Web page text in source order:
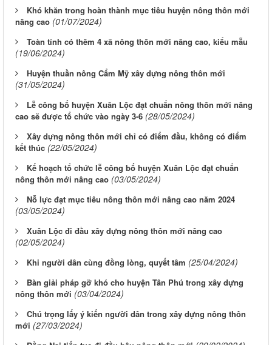
Khó khăn trong hoàn thành mục tiêu huyện nông thôn mới
nâng cao (01/07/2024)
Toàn tỉnh có thêm 4 xã nông thôn mới nâng cao, kiểu mẫu
(19/06/2024)
Huyện thuần nông Cẩm Mỹ xây dựng nông thôn mới
(31/05/2024)
Lễ công bố huyện Xuân Lộc đạt chuẩn nông thôn mới nâng
cao sẽ được tổ chức vào ngày 3-6 (28/05/2024)
Xây dựng nông thôn mới chỉ có điểm đầu, không có điểm
kết thúc (22/05/2024)
Kế hoạch tổ chức lễ công bố huyện Xuân Lộc đạt chuẩn
nông thôn mới nâng cao (03/05/2024)
Nỗ lực đạt mục tiêu nông thôn mới nâng cao năm 2024
(03/05/2024)
Xuân Lộc đi đầu xây dựng nông thôn mới nâng cao
(02/05/2024)
Khi người dân cùng đồng lòng, quyết tâm (25/04/2024)
Bàn giải pháp gỡ khó cho huyện Tân Phú trong xây dựng
nông thôn mới (03/04/2024)
Chú trọng lấy ý kiến người dân trong xây dựng nông thôn
mới (27/03/2024)